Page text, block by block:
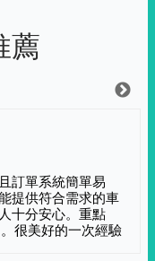
薦
訂單系統簡單易
提供符合需求的車
十分安心。重點
很美好的一次經驗